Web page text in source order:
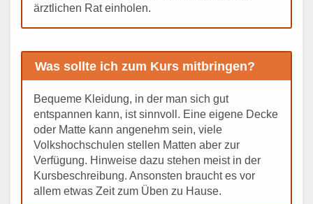
ärztlichen Rat einholen.
Was sollte ich zum Kurs mitbringen?
Bequeme Kleidung, in der man sich gut
entspannen kann, ist sinnvoll. Eine eigene Decke
oder Matte kann angenehm sein, viele
Volkshochschulen stellen Matten aber zur
Verfügung. Hinweise dazu stehen meist in der
Kursbeschreibung. Ansonsten braucht es vor
allem etwas Zeit zum Üben zu Hause.